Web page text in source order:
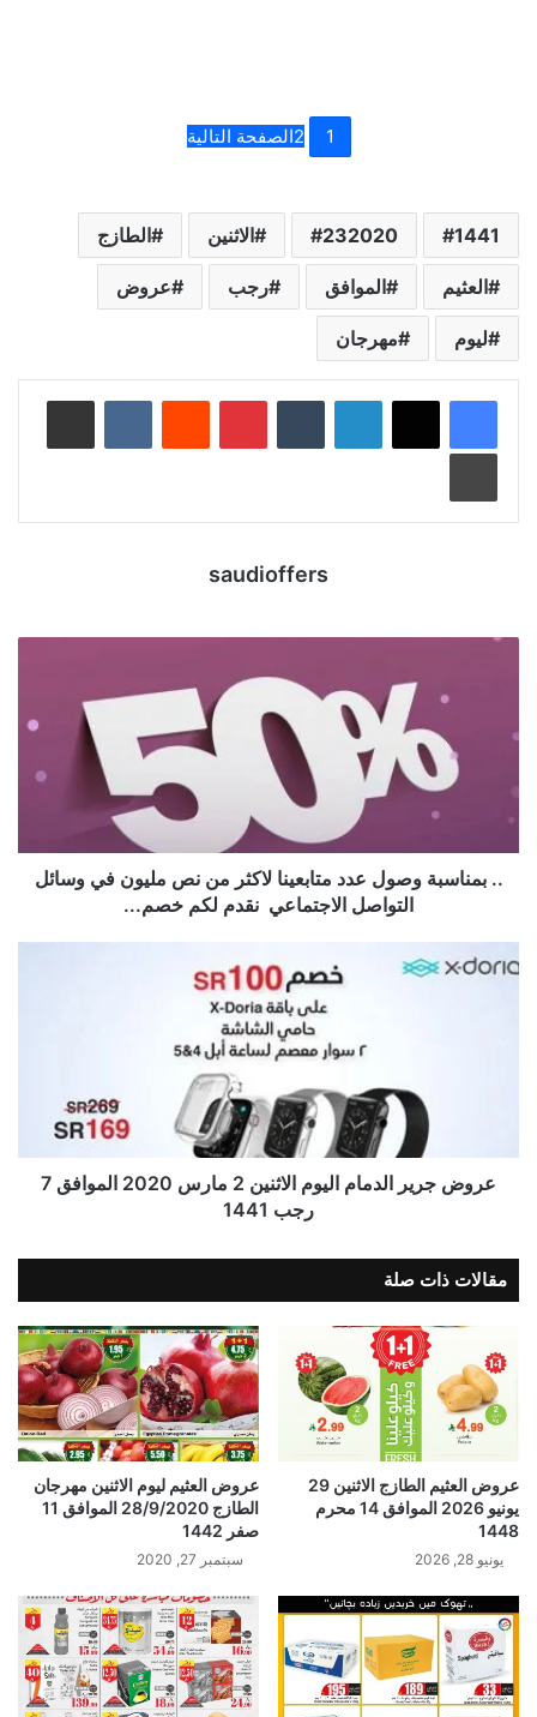
1
2الصفحة التالية
1441
232020 الاثنين الطازج
العثيم الموافق رجب عروض
ليوم مهرجان
لينكدإن بينتيريست
saudioffers
.. بمناسبة وصول عدد متابعينا لاكثر من نص مليون في وسائل
التواصل الاجتماعي ‬ ‫نقدم لكم خصم...
عروض جرير الدمام اليوم الاثنين 2 مارس 2020 الموافق 7
رجب 1441
مقالات ذات صلة
عروض العثيم الطازج الاثنين 29
يونيو 2026 الموافق 14 محرم
1448
يونيو 28, 2026
عروض العثيم ليوم الاثنين مهرجان
الطازج 28/9/2020 الموافق 11
صفر 1442
سبتمبر 27, 2020